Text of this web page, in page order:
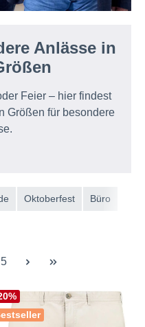
Anlässe in
Feier – hier findest
Größen für besondere
Oktoberfest Büro
Seite
5